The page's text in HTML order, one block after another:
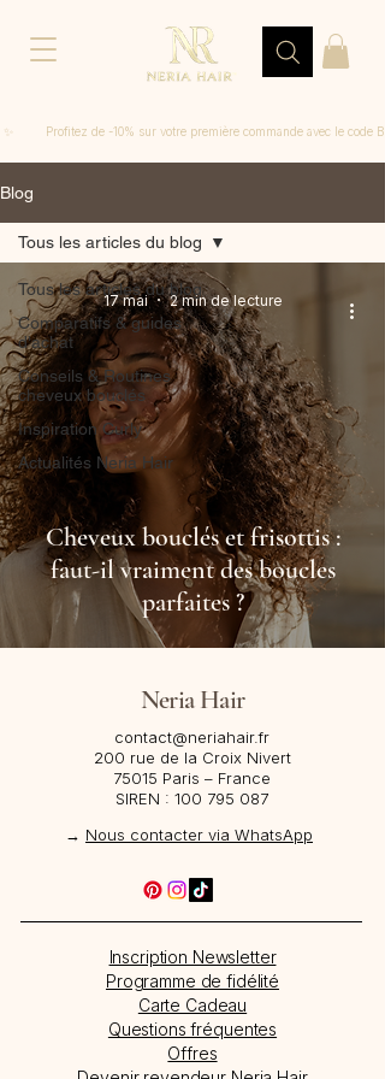
✨         Profitez de -10% sur votre première commande avec le code
Blog
Tous les articles du blog
Comparatifs & guides
d'achat
Conseils & Routines
cheveux bouclés
Inspiration Curly
Actualités Neria Hair
Tous les articles du blog
Cheveux bouclés et frisottis :
faut-il vraiment des boucles
parfaites ?
17 mai 2 min de lecture
Neria Hair
contact@neriahair.fr
200 rue de la Croix Nivert
75015 Paris – France​
SIREN : 100 795 087
→ Nous contacter via WhatsApp
Inscription Newsletter
Programme de fidélité
Carte Cadeau
Questions fréquentes
Offres